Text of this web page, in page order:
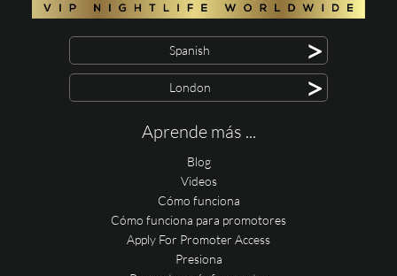
Spanish >
London >
Aprende más ...
Blog
Videos
Cómo funciona
Cómo funciona para promotores
Apply For Promoter Access
Presiona